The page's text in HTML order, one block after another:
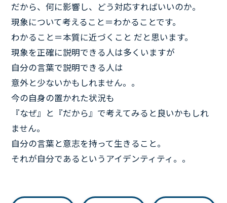
だから、何に影響し、どう対応すればいいのか。
現象について考えること＝わかることです。
わかること＝本質に近づくこと だと思います。
現象を正確に説明できる人は多くいますが
自分の言葉で説明できる人は
意外と少ないかもしれません。。
今の自身の置かれた状況も
『なぜ』と『だから』で考えてみると良いかもしれ
ません。
自分の言葉と意志を持って生きること。
それが自分であるというアイデンティティ。。